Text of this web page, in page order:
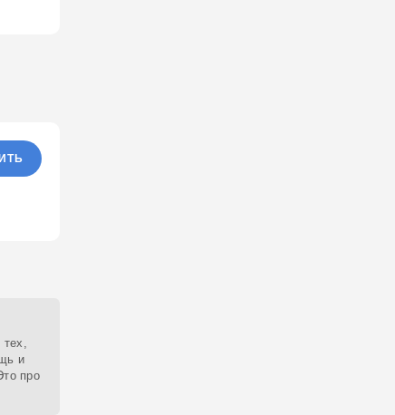
и
про